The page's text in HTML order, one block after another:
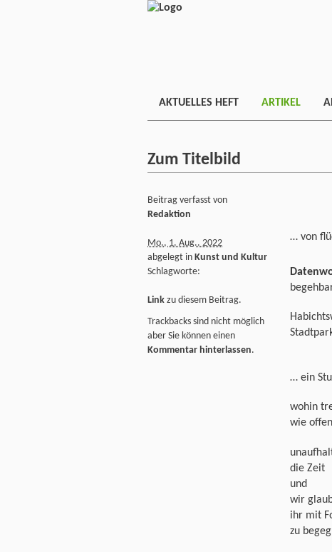
AKTUELLES HEFT ARTIKEL
Zum Titelbild
… von
… ein
wohin
wie
die Zeit
und
wir
ihr mit
zu
Beitrag verfasst von
Redaktion
Mo., 1. Aug.. 2022
abgelegt in Kunst und Kultur
Schlagworte:
Link zu diesem Beitrag.
Trackbacks sind nicht möglich
aber Sie können einen
Kommentar hinterlassen.